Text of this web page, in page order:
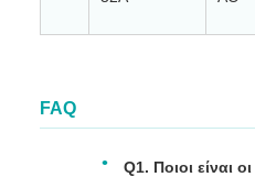
FAQ
Q1. Ποιοι είναι